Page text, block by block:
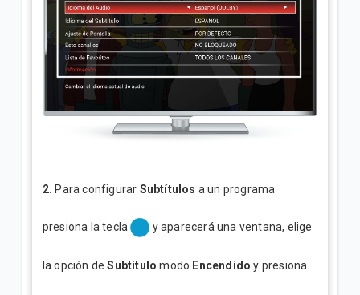
2. Para configurar Subtítulos a un programa
presiona la tecla y aparecerá una ventana, elige
la opción deSubtítulo modo Encendido y presiona